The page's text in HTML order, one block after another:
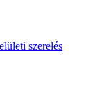
szerelés